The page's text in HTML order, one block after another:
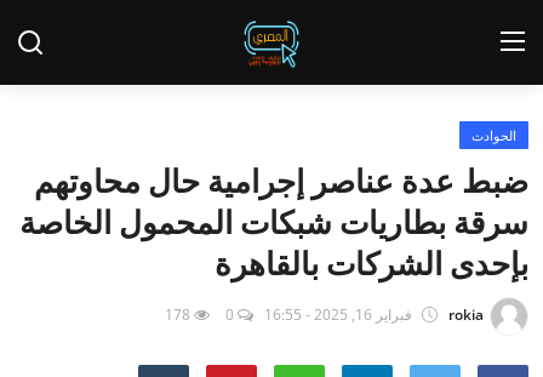
تسجيل الدخول
الئيسية
تقاير الصري
عاجل
Contact
الحوادث
ضبط عدة عناصر إجرامية حال محاوتهم
سرقة بطاريات شبكات المحمول الخاصة
بإحدى الشركات بالقاهرة
rokia فبراير 16, 2025 - 16:55